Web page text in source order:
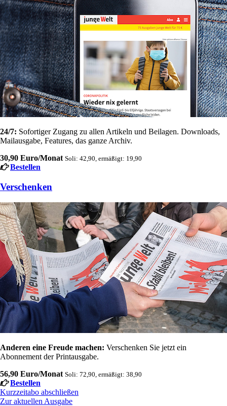
24/7: Sofortiger Zugang zu allen Artikeln und Beilagen. Downloads,
Mailausgabe, Features, das ganze Archiv.
30,90 Euro/Monat Soli: 42,90, ermäßigt: 19,90
Bestellen
Verschenken
Anderen eine Freude machen: Verschenken Sie jetzt ein
Abonnement der Printausgabe.
56,90 Euro/Monat Soli: 72,90, ermäßigt: 38,90
Bestellen
Kurzzeitabo abschließen
Zur aktuellen Ausgabe